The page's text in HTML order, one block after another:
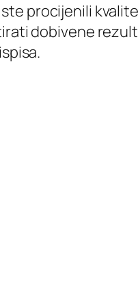
procijenili
dobivene